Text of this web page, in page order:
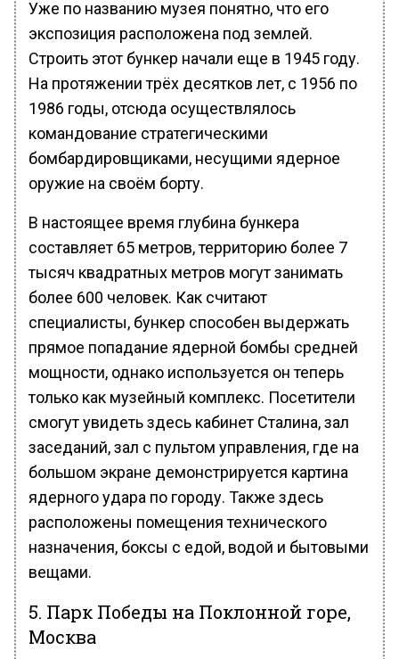
Уже по названию музея понятно, что его
экспозиция расположена под землей.
Строить этот бункер начали еще в 1945 году.
На протяжении трёх десятков лет, с 1956 по
1986 годы, отсюда осуществлялось
командование стратегическими
бомбардировщиками, несущими ядерное
оружие на своём борту.
В настоящее время глубина бункера
составляет 65 метров, территорию более 7
тысяч квадратных метров могут занимать
более 600 человек. Как считают
специалисты, бункер способен выдержать
прямое попадание ядерной бомбы средней
мощности, однако используется он теперь
только как музейный комплекс. Посетители
смогут увидеть здесь кабинет Сталина, зал
заседаний, зал с пультом управления, где на
большом экране демонстрируется картина
ядерного удара по городу. Также здесь
расположены помещения технического
назначения, боксы с едой, водой и бытовыми
вещами.
5. Парк Победы на Поклонной горе,
Москва